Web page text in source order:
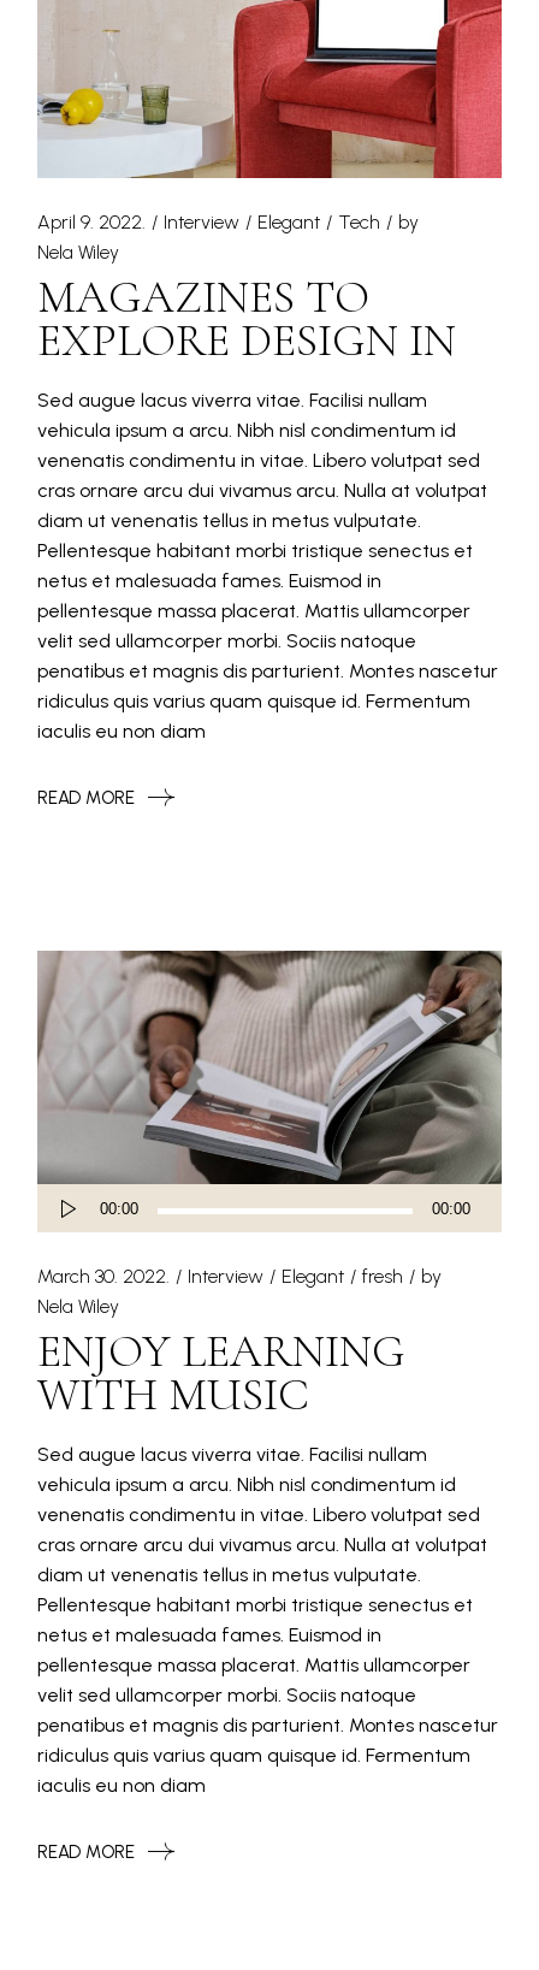
April 9. 2022. Interview Elegant Tech
by
Nela Wiley
MAGAZINES TO
EXPLORE DESIGN IN
Sed augue lacus viverra vitae. Facilisi nullam
vehicula ipsum a arcu. Nibh nisl condimentum id
venenatis condimentu in vitae. Libero volutpat sed
cras ornare arcu dui vivamus arcu. Nulla at volutpat
diam ut venenatis tellus in metus vulputate.
Pellentesque habitant morbi tristique senectus et
netus et malesuada fames. Euismod in
pellentesque massa placerat. Mattis ullamcorper
velit sed ullamcorper morbi. Sociis natoque
penatibus et magnis dis parturient. Montes nascetur
ridiculus quis varius quam quisque id. Fermentum
iaculis eu non diam
READ MORE
Audio
Player
00:00 00:00
March 30. 2022. Interview Elegant fresh
by
Nela Wiley
ENJOY LEARNING
WITH MUSIC
Sed augue lacus viverra vitae. Facilisi nullam
vehicula ipsum a arcu. Nibh nisl condimentum id
venenatis condimentu in vitae. Libero volutpat sed
cras ornare arcu dui vivamus arcu. Nulla at volutpat
diam ut venenatis tellus in metus vulputate.
Pellentesque habitant morbi tristique senectus et
netus et malesuada fames. Euismod in
pellentesque massa placerat. Mattis ullamcorper
velit sed ullamcorper morbi. Sociis natoque
penatibus et magnis dis parturient. Montes nascetur
ridiculus quis varius quam quisque id. Fermentum
iaculis eu non diam
READ MORE